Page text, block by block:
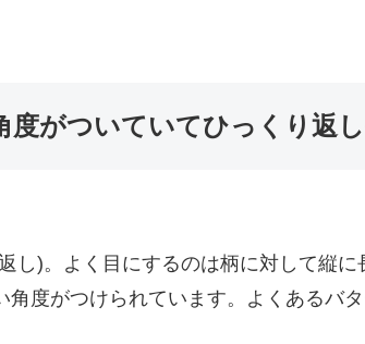
度がついていてひっくり返
し)。よく目にするのは柄に対して縦
角度がつけられています。よくあるバ